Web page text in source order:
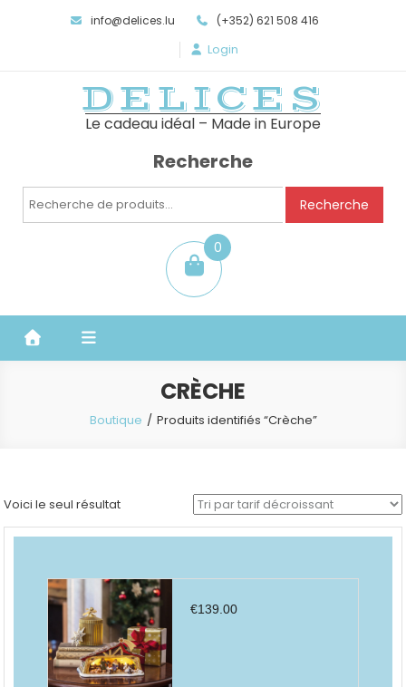
info@delices.lu (+352) 621 508 416
Login
DELICES
Le cadeau idéal – Made in Europe
Recherche
Recherche
Recherche
0
item
CRÈCHE
Boutique Produits identifiés “Crèche”
Voici le seul résultat
€139.00